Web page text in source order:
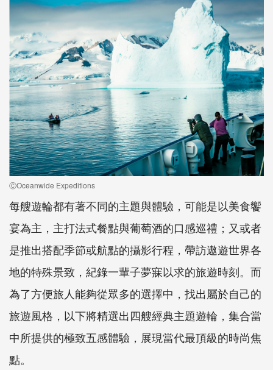
ⒸOceanwide Expeditions
每艘遊輪都有著不同的主題與體驗，可能是以美食饗
宴為主，主打法式餐點與葡萄酒的口感巡禮；又或者
是推出搭配季節或航點的攝影行程，帶訪遨遊世界各
地的特殊景致，紀錄一輩子夢寐以求的旅遊時刻。而
為了方便旅人能夠從眾多的選擇中，找出屬於自己的
旅遊風格，以下將精選出四艘經典主題遊輪，集合當
中所提供的極致五感體驗，展現當代最頂級的時尚焦
點。